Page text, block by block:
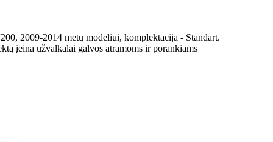
2009-2014 metų modeliui, komplektacija - Standart.
įeina užvalkalai galvos atramoms ir porankiams